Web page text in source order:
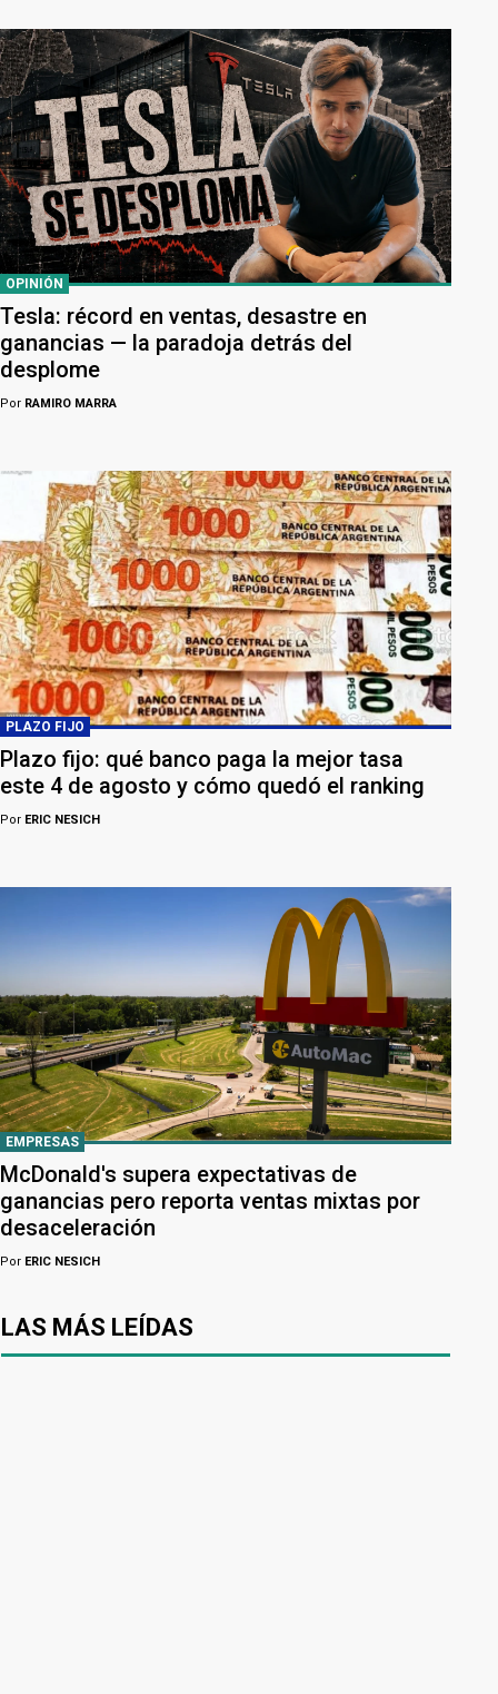
OPINIÓN
Tesla: récord en ventas, desastre en
ganancias — la paradoja detrás del
desplome
Por RAMIRO MARRA
PLAZO FIJO
Plazo fijo: qué banco paga la mejor tasa
este 4 de agosto y cómo quedó el ranking
Por ERIC NESICH
EMPRESAS
McDonald's supera expectativas de
ganancias pero reporta ventas mixtas por
desaceleración
Por ERIC NESICH
LAS MÁS LEÍDAS